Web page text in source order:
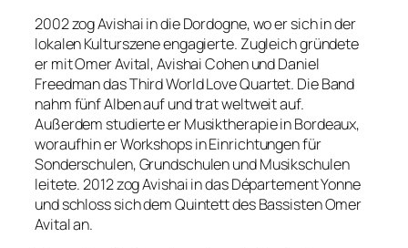
2002 zog Avishai in die Dordogne, wo er sich in der
lokalen Kulturszene engagierte. Zugleich gründete
er mit Omer Avital, Avishai Cohen und Daniel
Freedman das Third World Love Quartet. Die Band
nahm fünf Alben auf und trat weltweit auf.
Außerdem studierte er Musiktherapie in Bordeaux,
woraufhin er Workshops in Einrichtungen für
Sonderschulen, Grundschulen und Musikschulen
leitete. 2012 zog Avishai in das Département Yonne
und schloss sich dem Quintett des Bassisten Omer
Avital an.